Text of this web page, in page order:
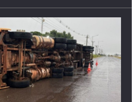
a facadas em Rio...
a facadas em Rio...